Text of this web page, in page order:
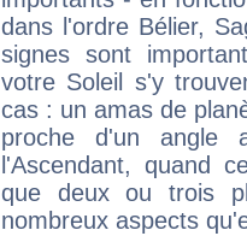
dans l'ordre Bélier,
signes sont
votre Soleil s'y
cas : un amas de
proche d'un
l'Ascendant, quand
que deux ou trois
nombreux aspects